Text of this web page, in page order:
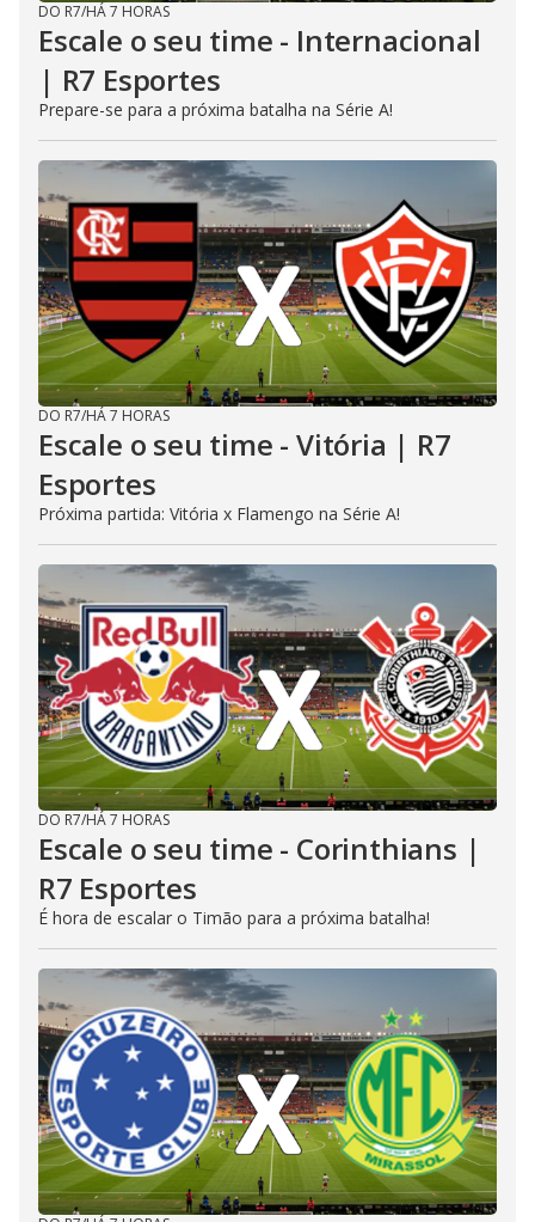
DO R7/HÁ 7 HORAS
Escale o seu time - Internacional
| R7 Esportes
Prepare-se para a próxima batalha na Série A!
DO R7/HÁ 7 HORAS
Escale o seu time - Vitória | R7
Esportes
Próxima partida: Vitória x Flamengo na Série A!
DO R7/HÁ 7 HORAS
Escale o seu time - Corinthians |
R7 Esportes
É hora de escalar o Timão para a próxima batalha!